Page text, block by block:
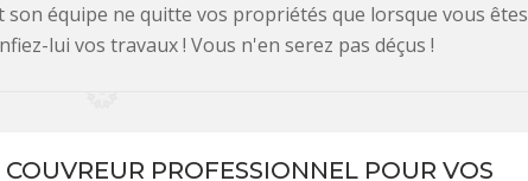
équipe ne quitte vos propriétés que lorsque vous êtes
lui vos travaux ! Vous n'en serez pas déçus !
COUVREUR PROFESSIONNEL POUR VOS